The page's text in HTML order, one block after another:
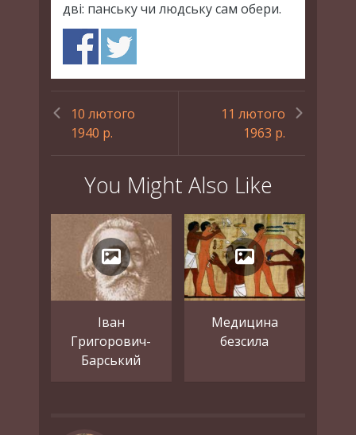
дві: панську чи людську сам обери.
10 лютого
1940 р.
11 лютого
1963 р.
You Might Also Like
Іван
Григорович-
Барський
Медицина
безсила